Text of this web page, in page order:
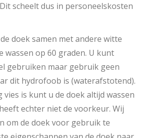
scheelt dus in personeelskosten
doek samen met andere witte
wassen op 60 graden. U kunt
gebruiken maar gebruik geen
dit hydrofoob is (waterafstotend).
vies is kunt u de doek altijd wassen
echter niet de voorkeur. Wij
om de doek voor gebruik te